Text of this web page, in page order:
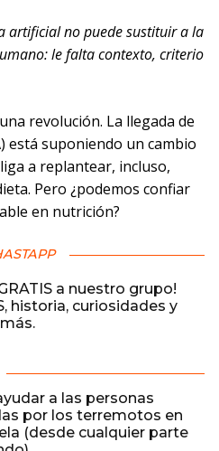
artificial no puede sustituir a la
le falta contexto, criterio
revolución. La llegada de
está suponiendo un cambio
a replantear, incluso,
Pero ¿podemos confiar
en nutrición?
a nuestro grupo!
historia, curiosidades y
a las personas
por los terremotos en
(desde cualquier parte